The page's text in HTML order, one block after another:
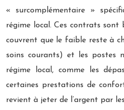
« surcomplémentaire »
régime local. Ces contrats sont
couvrent que le faible reste à
soins courants) et les postes
régime local, comme les
certaines prestations de
revient à jeter de l’argent par